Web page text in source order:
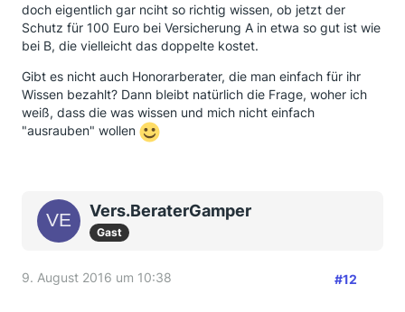
doch eigentlich gar nciht so richtig wissen, ob jetzt der
Schutz für 100 Euro bei Versicherung A in etwa so gut ist wie
bei B, die vielleicht das doppelte kostet.
Gibt es nicht auch Honorarberater, die man einfach für ihr
Wissen bezahlt? Dann bleibt natürlich die Frage, woher ich
weiß, dass die was wissen und mich nicht einfach
"ausrauben" wollen
Vers.BeraterGamper
Gast
9. August 2016 um 10:38 #12